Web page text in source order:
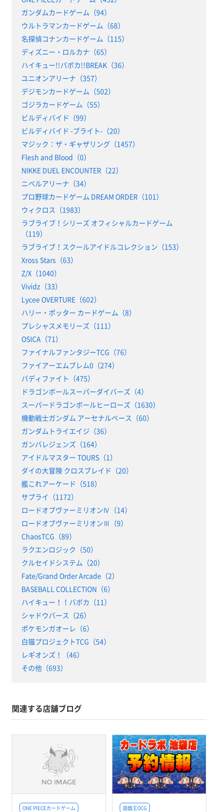
ガンダムカードゲーム（94）
ウルトラマンカードゲーム（68）
名探偵コナンカードゲーム（115）
ディズニー・ロルカナ（65）
ハイキュー!!バボカ!!BREAK（36）
ユニオンアリーナ（357）
デジモンカードゲーム（502）
ゴジラカードゲーム（55）
ビルディバイド（99）
ビルディバイド -ブライト-（20）
マジック：ザ・ギャザリング（1457）
Flesh and Blood（0）
NIKKE DUEL ENCOUNTER（22）
ニベルアリーナ（34）
プロ野球カードゲーム DREAM ORDER（101）
ウィクロス（1983）
ラブライブ！シリーズ オフィシャルカードゲーム
（119）
ラブライブ！スクールアイドルコレクション（153）
Xross Stars（63）
Z/X（1040）
Vividz（33）
Lycee OVERTURE（602）
ハリー・ポッター カードゲーム（8）
プレシャスメモリーズ（111）
OSICA（71）
ファイナルファンタジーTCG（76）
ファイアーエムブレム0（274）
バディファイト（475）
ドラゴンボールスーパーダイバーズ（4）
スーパードラゴンボールヒーローズ（1630）
機動戦士ガンダム アーセナルベース（60）
ガンダムトライエイジ（36）
ガンバレジェンズ（164）
アイドルマスター TOURS（1）
ダイの大冒険 クロスブレイド（20）
艦これアーケード（518）
サプライ（1172）
ロードオブヴァーミリオンⅣ（14）
ロードオブヴァーミリオンⅢ（9）
ChaosTCG（89）
ラクエンロジック（50）
クルセイドシステム（20）
Fate/Grand Order Arcade（2）
BASEBALL COLLECTION（6）
ハイキュー！！バボカ（11）
シャドウバース（26）
ポケモンガオーレ（6）
白猫プロジェクトTCG（54）
レギオンズ！（46）
その他（693）
関連する店舗ブログ
ONE PIECEカードゲーム
遊戯王OCG